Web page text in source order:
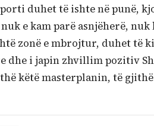
duhet të ishte në punë,
e kam parë asnjëherë,
zonë e mbrojtur, duhet të
dhe i japin zhvillim pozitiv
këtë masterplanin, të